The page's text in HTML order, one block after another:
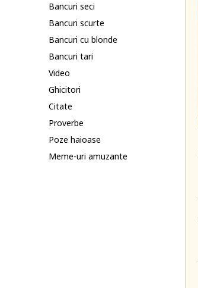
Bancuri seci
Bancuri scurte
Bancuri cu blonde
Bancuri tari
Video
Ghicitori
Citate
Proverbe
Poze haioase
Meme-uri amuzante